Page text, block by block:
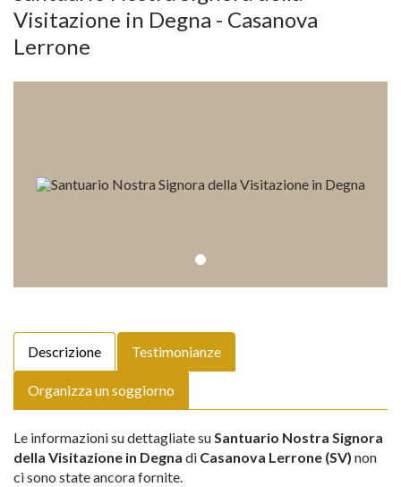
Visitazione in Degna - Casanova
Lerrone
Descrizione Testimonianze
Organizza un soggiorno
Le informazioni su dettagliate suSantuario Nostra Signora
della Visitazione in Degna di Casanova Lerrone (SV) non
ci sono state ancora fornite.